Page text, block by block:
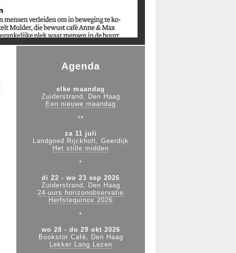
Agenda
elke maandag
Zuiderstrand, Den Haag
Een nieuwe maandag
**
za 11 juli
Landgoed Rijckholt, Geerdijk
Het stille midden
*
di 22 - wo 23 sep 2026
Zuiderstrand, Den Haag
24-uurs horizonobservatie
Herfstequinox 2026
*
wo 28 - do 29 okt 2026
Bookstor Café, Den Haag
Lekker Lang Lezen